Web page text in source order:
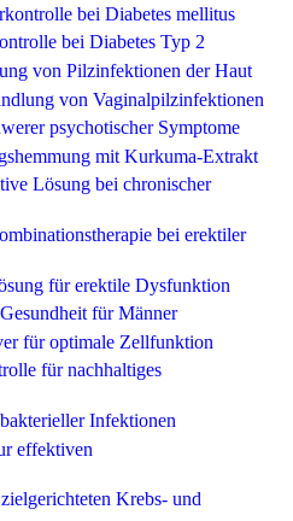
bei Diabetes mellitus
bei Diabetes Typ 2
von Pilzinfektionen der Haut
von Vaginalpilzinfektionen
psychotischer Symptome
mit Kurkuma-Extrakt
Lösung bei chronischer
bei erektiler
für erektile Dysfunktion
für Männer
für optimale Zellfunktion
für nachhaltiges
Infektionen
effektiven
Krebs- und